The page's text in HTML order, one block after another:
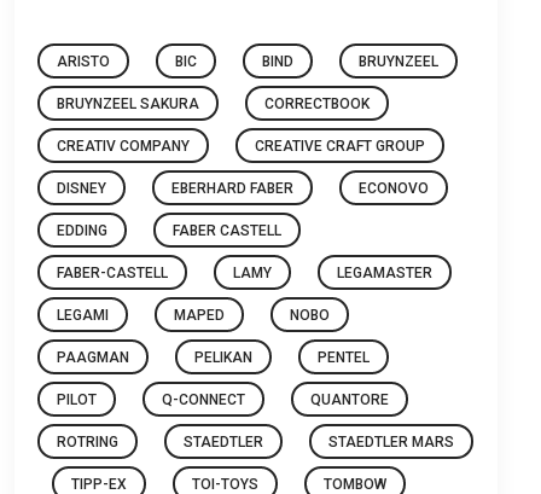
ARISTO BIC BIND BRUYNZEEL
BRUYNZEEL SAKURA CORRECTBOOK
CREATIV COMPANY CREATIVE CRAFT GROUP
DISNEY EBERHARD FABER ECONOVO
EDDING FABER CASTELL
FABER-CASTELL LAMY LEGAMASTER
LEGAMI MAPED NOBO
PAAGMAN PELIKAN PENTEL
PILOT Q-CONNECT QUANTORE
ROTRING STAEDTLER STAEDTLER MARS
TIPP-EX TOI-TOYS TOMBOW